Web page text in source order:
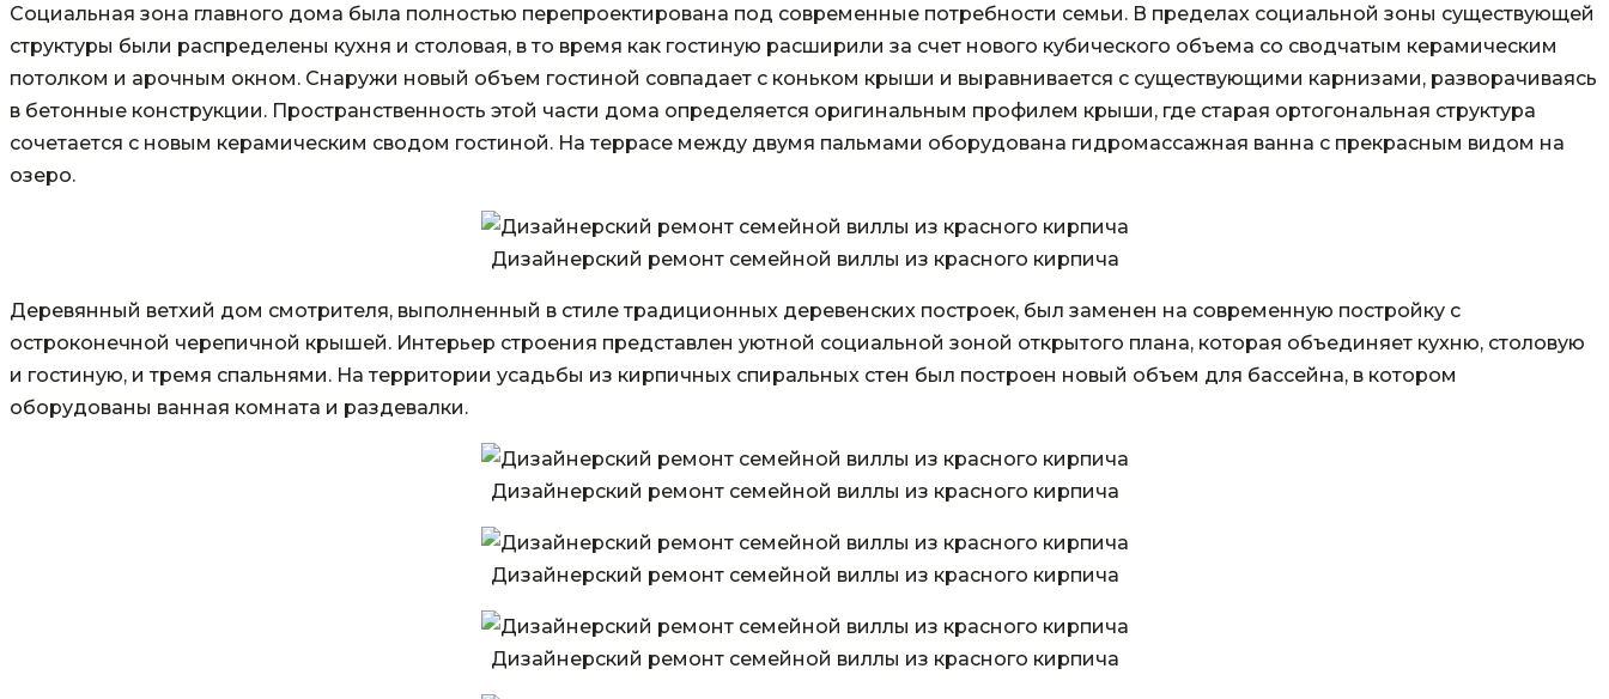
Социальная зона главного дома была полностью перепроектирована под современные потребности семьи. В пределах социальной зоны существующей
структуры были распределены кухня и столовая, в то время как гостиную расширили за счет нового кубического объема со сводчатым керамическим
потолком и арочным окном. Снаружи новый объем гостиной совпадает с коньком крыши и выравнивается с существующими карнизами, разворачиваясь
в бетонные конструкции. Пространственность этой части дома определяется оригинальным профилем крыши, где старая ортогональная структура
сочетается с новым керамическим сводом гостиной. На террасе между двумя пальмами оборудована гидромассажная ванна с прекрасным видом на
озеро.
Дизайнерский ремонт семейной виллы из красного кирпича
Деревянный ветхий дом смотрителя, выполненный в стиле традиционных деревенских построек, был заменен на современную постройку с
остроконечной черепичной крышей. Интерьер строения представлен уютной социальной зоной открытого плана, которая объединяет кухню, столовую
и гостиную, и тремя спальнями. На территории усадьбы из кирпичных спиральных стен был построен новый объем для бассейна, в котором
оборудованы ванная комната и раздевалки.
Дизайнерский ремонт семейной виллы из красного кирпича
Дизайнерский ремонт семейной виллы из красного кирпича
Дизайнерский ремонт семейной виллы из красного кирпича